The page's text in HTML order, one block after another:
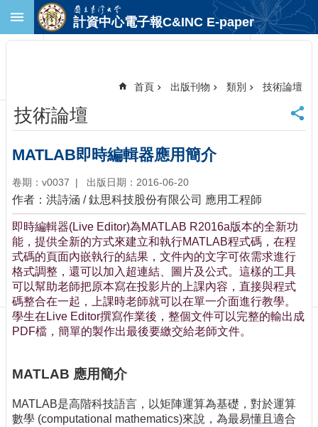
跳到主要內容區塊
首
頁
臺
大
首
頁
計
中
首
頁
聯
絡
資
訊
取
網
站
計資中心電子報C&INC E-paper
首頁 出版刊物 類別 技術論壇
技術論壇
MATLAB即時編輯器應用簡介
卷期：v0037 出版日期：2016-06-20
作者：洪詩涵 / 鈦思科技股份有限公司 應用工程師
即時編輯器(Live Editor)為MATLAB R2016a版本的全新功
能，提供全新的方式來建立和執行MATLAB程式碼，在程
式碼的頁面內嵌執行的結果，文件內的文字可依需求進行
格式調整，還可以加入超連結、圖片及公式。這樣的工具
可以幫助老師把原本寫在投影片的上課內容，直接與程式
碼整合在一起，上課時老師就可以在單一介面進行教學。
學生在Live Editor撰寫作業後，整個文件可以完整的輸出成
PDF檔，簡單的製作出最後要繳交給老師文件。
MATLAB 應用簡介
MATLAB是高階科技語言，以矩陣運算為基礎，對於運算
數學 (computational mathematics)來說，為最易懂且適合